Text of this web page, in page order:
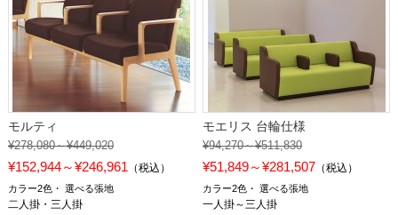
モルティ
¥278,080～¥449,020
¥152,944～¥246,961（税込）
カラー2色 選べる張地
二人掛・三人掛
モエリス 台輪仕様
¥94,270～¥511,830
¥51,849～¥281,507 （税込）
カラー2色 選べる張地
一人掛～三人掛